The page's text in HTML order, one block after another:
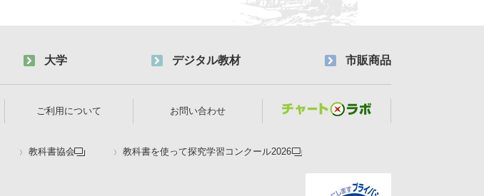
大学 デジタル教材 市販商品
ご利用について お問い合わせ
教科書協会 教科書を使って探究学習コンクール2026